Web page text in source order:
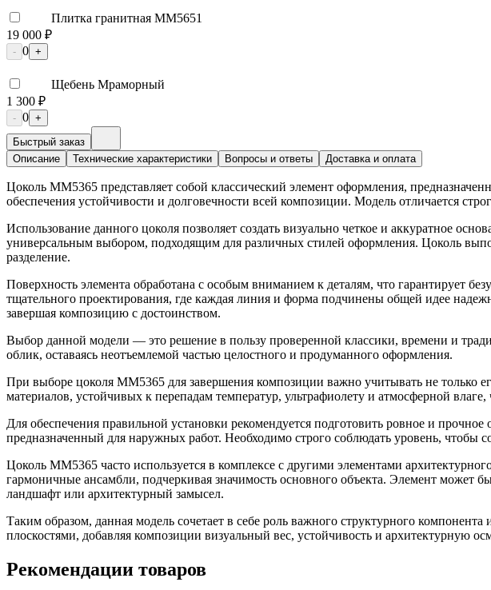
Плитка гранитная ММ5651
19 000 ₽
- 0 +
Щебень Мраморный
1 300 ₽
- 0 +
Быстрый заказ
Описание
Технические характеристики Вопросы и ответы Доставка и оплата
Цоколь ММ5365 представляет собой классический элемент оформления,
обеспечения устойчивости и долговечности всей композиции. Модель отличается
Использование данного цоколя позволяет создать визуально четкое и аккуратное
универсальным выбором, подходящим для различных стилей оформления. Цоколь
разделение.
Поверхность элемента обработана с особым вниманием к деталям, что гарантирует
тщательного проектирования, где каждая линия и форма подчинены общей идее
завершая композицию с достоинством.
Выбор данной модели — это решение в пользу проверенной классики, времени и
облик, оставаясь неотъемлемой частью целостного и продуманного оформления.
При выборе цоколя ММ5365 для завершения композиции важно учитывать не только
материалов, устойчивых к перепадам температур, ультрафиолету и атмосферной
Для обеспечения правильной установки рекомендуется подготовить ровное и
предназначенный для наружных работ. Необходимо строго соблюдать уровень, чтобы
Цоколь ММ5365 часто используется в комплексе с другими элементами
гармоничные ансамбли, подчеркивая значимость основного объекта. Элемент
ландшафт или архитектурный замысел.
Таким образом, данная модель сочетает в себе роль важного структурного
плоскостями, добавляя композиции визуальный вес, устойчивость и архитектурную
Рекомендации товаров